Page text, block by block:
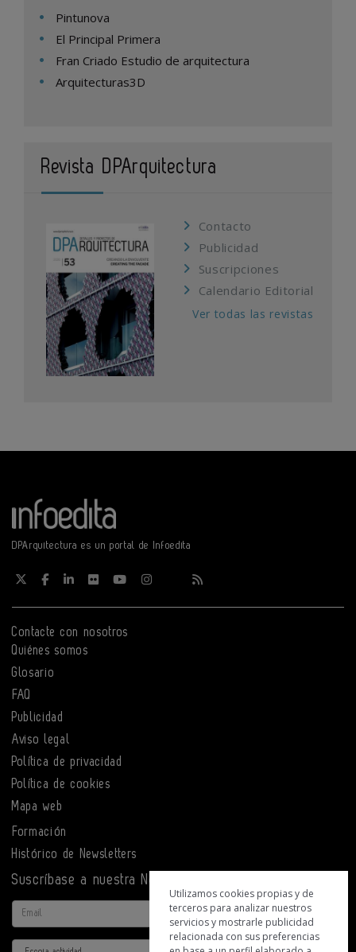
Pintunova
El Principal Primera
Fran Criado Estudio de arquitectura
Arquitecturas3D
Revista DPArquitectura
Contacto
Publicidad
Suscripciones
Calendario Editorial
Ver todas las revistas
DPArquitectura es un portal de Infoedita
Contacte con nosotros
Quiénes somos
Glosario
FAQ
Publicidad
Aviso legal
Política de privacidad
Política de cookies
Mapa web
Formación
Histórico de Newsletters
Suscríbase a nuestra Newsletter
Email
Actividad
Utilizamos cookies propias y de
terceros para analizar nuestros
servicios y mostrarle publicidad
relacionada con sus preferencias